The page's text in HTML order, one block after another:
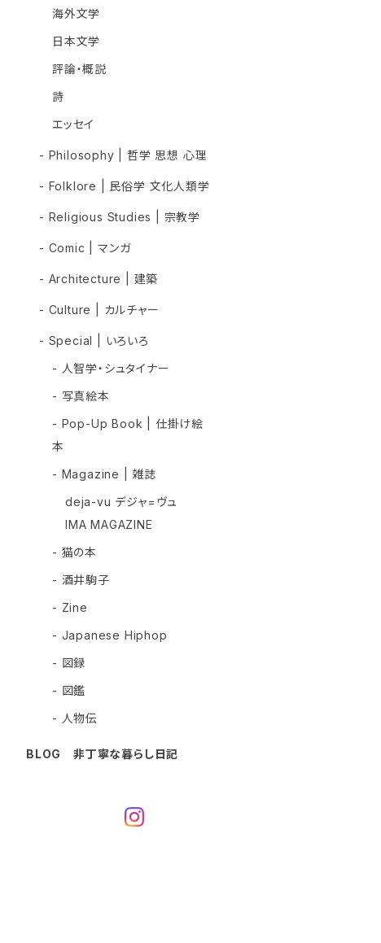
海外文学
日本文学
評論・概説
詩
エッセイ
- Philosophy | 哲学 思想 心理
- Folklore | 民俗学 文化人類学
- Religious Studies | 宗教学
- Comic | マンガ
- Architecture | 建築
- Culture | カルチャー
- Special | いろいろ
- 人智学・シュタイナー
- 写真絵本
- Pop-Up Book | 仕掛け絵
本
- Magazine | 雑誌
deja-vu デジャ=ヴュ
IMA MAGAZINE
- 猫の本
- 酒井駒子
- Zine
- Japanese Hiphop
- 図録
- 図鑑
- 人物伝
BLOG 非丁寧な暮らし日記